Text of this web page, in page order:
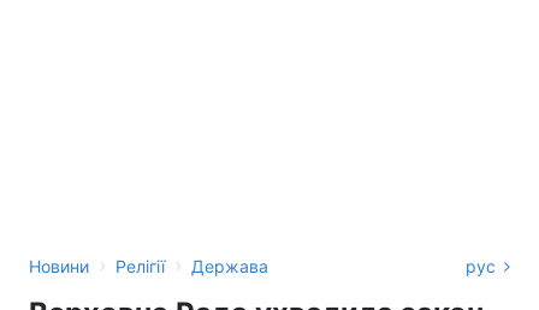
Новини › Релігії › Держава рус